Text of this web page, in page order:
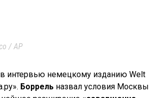
/ AP
интервью немецкому изданию Welt
Боррель назвал условия Москвы